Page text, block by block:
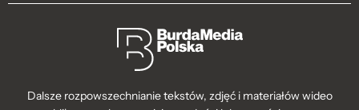
Dalsze rozpowszechnianie tekstów, zdjęć i materiałów wideo